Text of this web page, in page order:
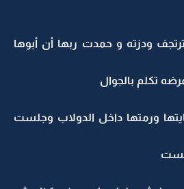
ودزته و حمدت ربها أن أبوها
تكلم بالجوال
ورمتها داخل الدولاب وجلست